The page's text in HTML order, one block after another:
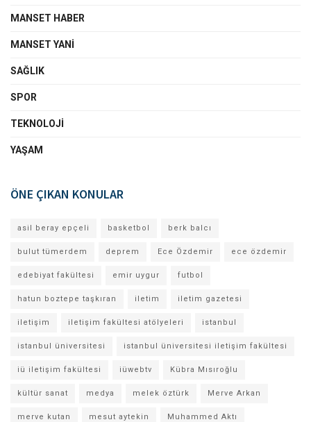
MANSET HABER
MANSET YANI
SAĞLIK
SPOR
TEKNOLOJI
YAŞAM
ÖNE ÇIKAN KONULAR
asil beray epçeli basketbol berk balcı
bulut tümerdem deprem Ece Özdemir ece özdemir
edebiyat fakültesi emir uygur futbol
hatun boztepe taşkıran iletim iletim gazetesi
iletişim iletişim fakültesi atölyeleri istanbul
istanbul üniversitesi istanbul üniversitesi iletişim fakültesi
iü iletişim fakültesi iüwebtv Kübra Mısıroğlu
kültür sanat medya melek öztürk Merve Arkan
merve kutan mesut aytekin Muhammed Aktı